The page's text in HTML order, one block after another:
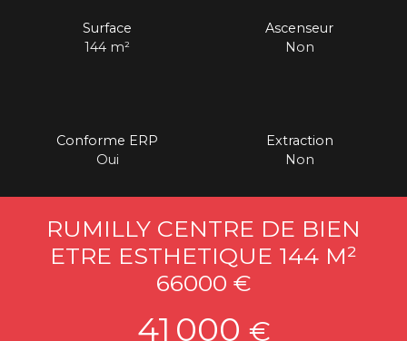
Surface
144 m²
Ascenseur
Non
Conforme ERP
Oui
Extraction
Non
RUMILLY CENTRE DE BIEN
ETRE ESTHETIQUE 144 M²
66000 €
41 000 €